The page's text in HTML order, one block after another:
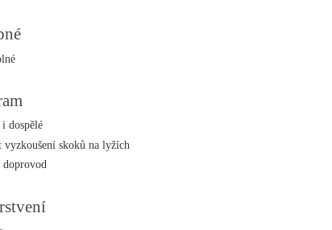
dospělé
vyzkoušení skoků na lyžích
doprovod